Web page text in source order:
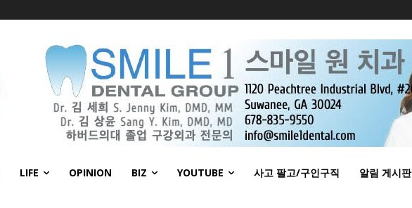
LIFE OPINION BIZ YOUTUBE 사고 팔고/구인구직 알림 게시판